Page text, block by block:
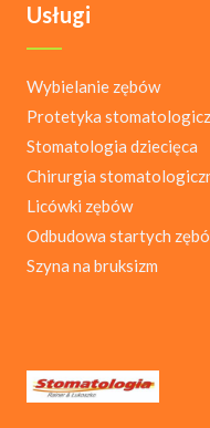
Usługi
Wybielanie zębów
Protetyka
Stomatologia dziecięca
Chirurgia
Licówki zębów
Odbudowa startych
Szyna na bruksizm